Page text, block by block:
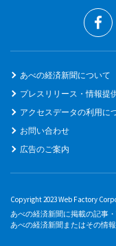
あべの経済新聞について
プレスリリース・情報提
アクセスデータの利用に
お問い合わせ
広告のご案内
Copyright 2023 Web Factory
あべの経済新聞に掲載の記事
あべの経済新聞またはその情報